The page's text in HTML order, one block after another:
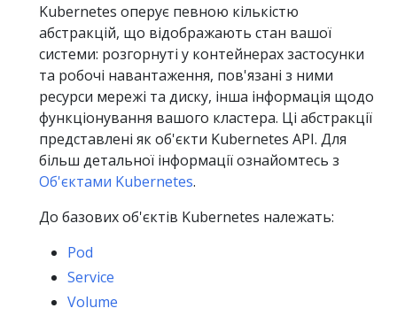
Kubernetes оперує певною кількістю
абстракцій, що відображають стан вашої
системи: розгорнуті у контейнерах застосунки
та робочі навантаження, пов'язані з ними
ресурси мережі та диску, інша інформація щодо
функціонування вашого кластера. Ці абстракції
представлені як об'єкти Kubernetes API. Для
більш детальної інформації ознайомтесь з
Об'єктами Kubernetes.
До базових об'єктів Kubernetes належать:
Pod
Service
Volume